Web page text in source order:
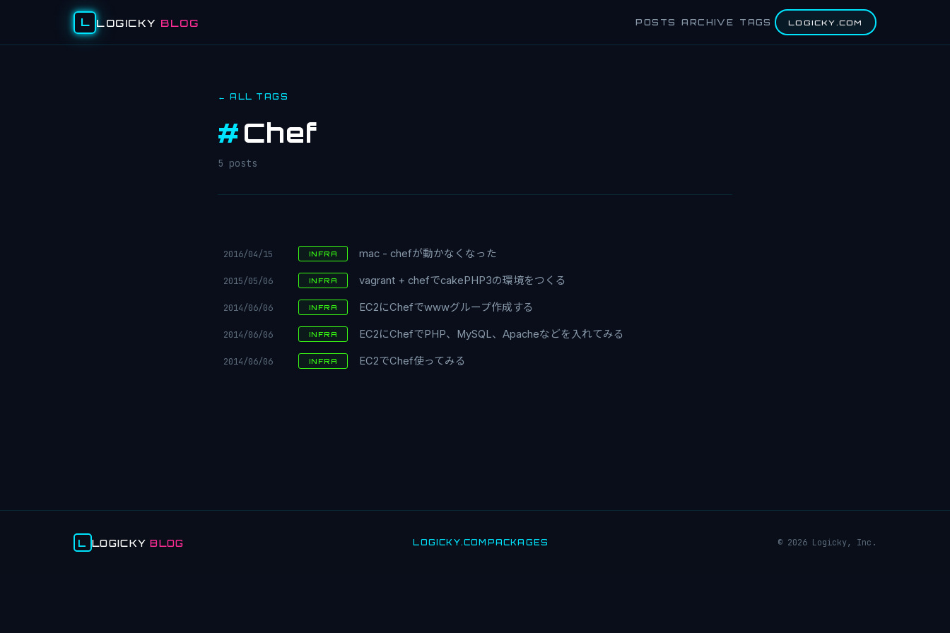
L LOGICKY BLOG POSTS ARCHIVE TAGS LOGICKY.COM
← ALL TAGS
#Chef
5 posts
2016/04/15 INFRA mac - chefが動かなくなった
2015/05/06 INFRA vagrant + chefでcakePHP3の環境をつくる
2014/06/06 INFRA EC2にChefでwwwグループ作成する
2014/06/06 INFRA EC2にChefでPHP、MySQL、Apacheなどを入れてみる
2014/06/06 INFRA EC2でChef使ってみる
L LOGICKYBLOG LOGICKY.COM PACKAGES © 2026 Logicky, Inc.